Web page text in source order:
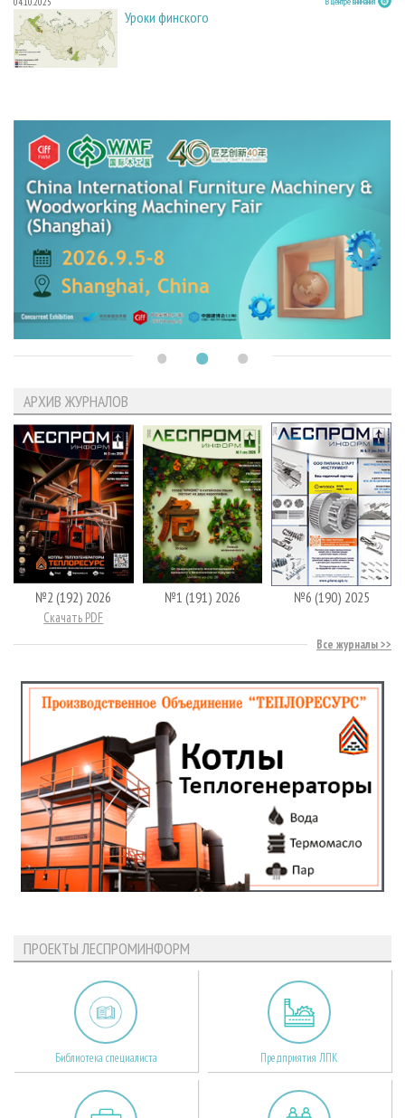
Уроки финского
АРХИВ ЖУРНАЛОВ
№2 (192) 2026
Скачать PDF
№1 (191) 2026 №6 (190) 2025
Все журналы
ПРОЕКТЫ ЛЕСПРОМИНФОРМ
Библиотека специалиста Предприятия ЛПК